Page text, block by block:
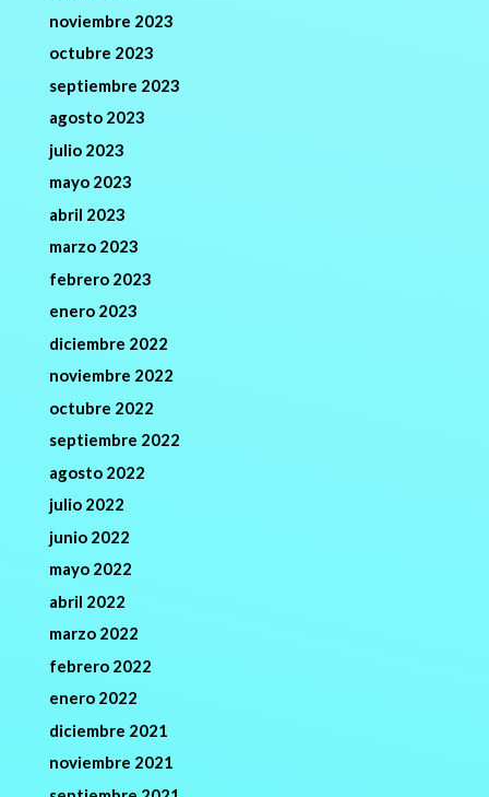
noviembre 2023
octubre 2023
septiembre 2023
agosto 2023
julio 2023
mayo 2023
abril 2023
marzo 2023
febrero 2023
enero 2023
diciembre 2022
noviembre 2022
octubre 2022
septiembre 2022
agosto 2022
julio 2022
junio 2022
mayo 2022
abril 2022
marzo 2022
febrero 2022
enero 2022
diciembre 2021
noviembre 2021